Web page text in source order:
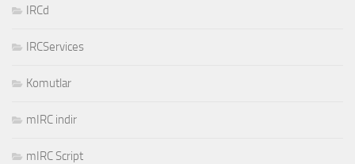
IRCd
IRCServices
Komutlar
mIRC indir
mIRC Script